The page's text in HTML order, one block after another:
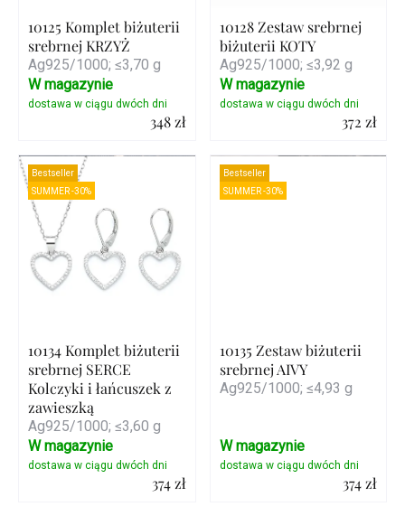
10125 Komplet biżuterii
srebrnej KRZYŻ
Ag925/1000; ≤3,70 g
348 zł
Szczegóły
W magazynie
10128 Zestaw srebrnej
biżuterii KOTY
Ag925/1000; ≤3,92 g
372 zł
Szczegóły
W magazynie
Bestseller
SUMMER -30%
10134 Komplet biżuterii
srebrnej SERCE
Kolczyki i łańcuszek z
zawieszką
Ag925/1000; ≤3,60 g
374 zł
W magazynie
Bestseller
SUMMER -30%
10135 Zestaw biżuterii
srebrnej AIVY
Ag925/1000; ≤4,93 g
374 zł
W magazynie